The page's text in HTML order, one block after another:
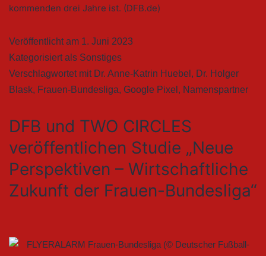
kommenden drei Jahre ist. (DFB.de)
Veröffentlicht am 1. Juni 2023
Kategorisiert als Sonstiges
Verschlagwortet mit Dr. Anne-Katrin Huebel , Dr. Holger
Blask, Frauen-Bundesliga, Google Pixel , Namenspartner
DFB und TWO CIRCLES
veröffentlichen Studie „Neue
Perspektiven – Wirtschaftliche
Zukunft der Frauen-Bundesliga“